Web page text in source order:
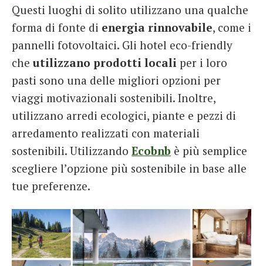
Questi luoghi di solito utilizzano una qualche
forma di fonte di energia rinnovabile, come i
pannelli fotovoltaici. Gli hotel eco-friendly
che utilizzano prodotti locali per i loro
pasti sono una delle migliori opzioni per
viaggi motivazionali sostenibili. Inoltre,
utilizzano arredi ecologici, piante e pezzi di
arredamento realizzati con materiali
sostenibili. Utilizzando Ecobnb è più semplice
scegliere l’opzione più sostenibile in base alle
tue preferenze.